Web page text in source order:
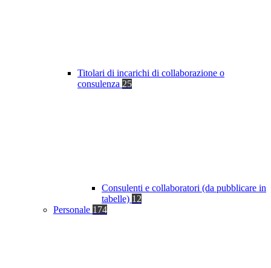
Titolari di incarichi di collaborazione o
consulenza 25
Consulenti e collaboratori (da pubblicare in
tabelle) 12
Personale 174